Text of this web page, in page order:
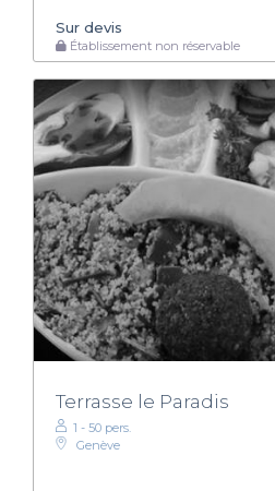
Sur devis
Établissement non réservable
Terrasse le Paradis
1 - 50 pers.
Genève